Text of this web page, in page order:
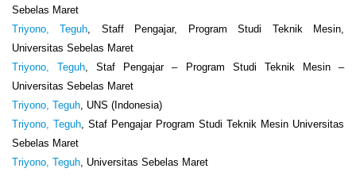
Sebelas Maret
Triyono, Teguh, Staff Pengajar, Program Studi Teknik Mesin,
Universitas Sebelas Maret
Triyono, Teguh, Staf Pengajar – Program Studi Teknik Mesin –
Universitas Sebelas Maret
Triyono, Teguh, UNS (Indonesia)
Triyono, Teguh, Staf Pengajar Program Studi Teknik Mesin Universitas
Sebelas Maret
Triyono, Teguh, Universitas Sebelas Maret